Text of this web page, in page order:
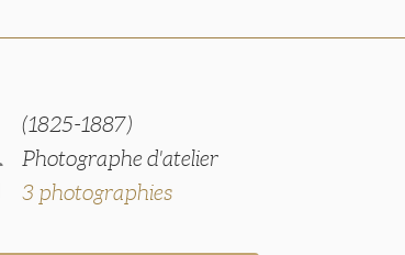
(1825-1887)
Photographe d'atelier
3 photographies